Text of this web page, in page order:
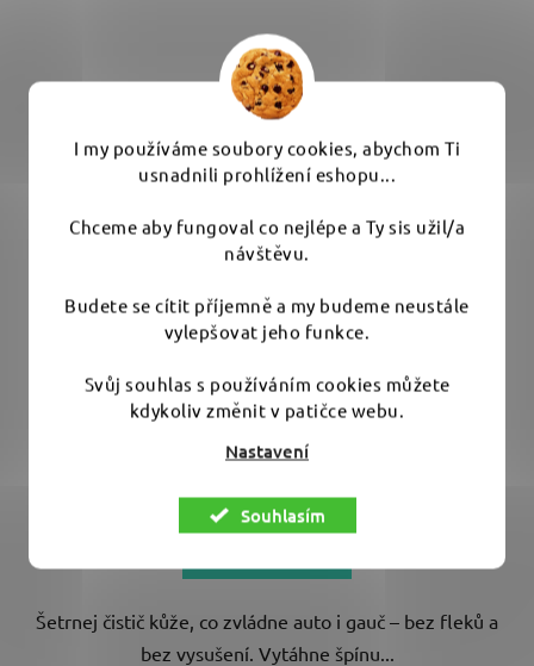
I my používáme soubory cookies, abychom Ti
usnadnili prohlížení eshopu...
Chceme aby fungoval co nejlépe a Ty sis užil/a
návštěvu.
Budete se cítit příjemně a my budeme neustále
vylepšovat jeho funkce.
Svůj souhlas s používáním cookies můžete
kdykoliv změnit v patičce webu.
Nastavení
Souhlasím
Leather Expert Leather Cleaner 100 ml - čistič kůže
Skladem (2 ks)
Šetrnej čistič kůže, co zvládne auto i gauč – bez fleků a
bez vysušení. Vytáhne špínu...